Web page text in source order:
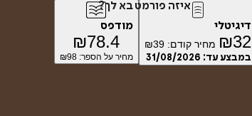
איזה פורמט בא לך?
דיגיטלי
₪32 מחיר קודם: ₪39
במבצע עד: 31/08/2026
מודפס
₪78.4
מחיר על הספר: ₪98